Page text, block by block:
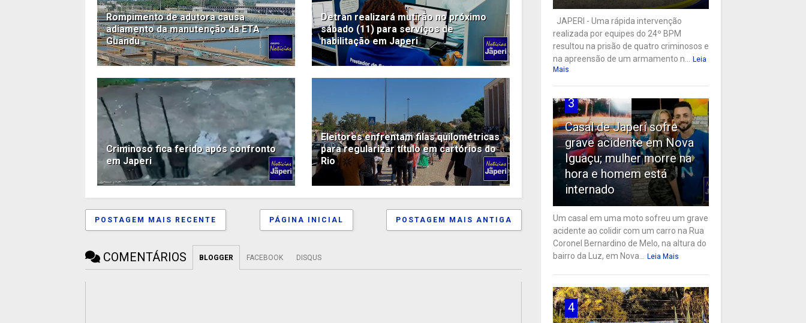
Rompimento de adutora causa
adiamento da manutenção da ETA
Guandu
Detran realizará mutirão no próximo
sábado (11) para serviços de
habilitação em Japeri
Criminoso fica ferido após confronto
em Japeri
Eleitores enfrentam filas quilométricas
para regularizar título em cartórios do
Rio
POSTAGEM MAIS RECENTE POSTAGEM MAIS ANTIGA
PÁGINA INICIAL
COMENTÁRIOS BLOGGER FACEBOOK DISQUS
JAPERI - Uma rápida intervenção
realizada por equipes do 24º BPM
resultou na prisão de quatro criminosos e
na apreensão de um armamento n...
Leia
Mais
3
Casal de Japeri sofre
grave acidente em Nova
Iguaçu; mulher morre na
hora e homem está
internado
Um casal em uma moto sofreu um grave
acidente ao colidir com um carro na Rua
Coronel Bernardino de Melo, na altura do
bairro da Luz, em Nova...
Leia Mais
4